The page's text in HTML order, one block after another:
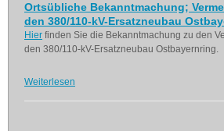
Ortsübliche Bekanntmachung;
den 380/110-kV-Ersatzneubau
Hier finden Sie die Bekanntmachung zu den
den 380/110-kV-Ersatzneubau Ostbayernring.
Weiterlesen